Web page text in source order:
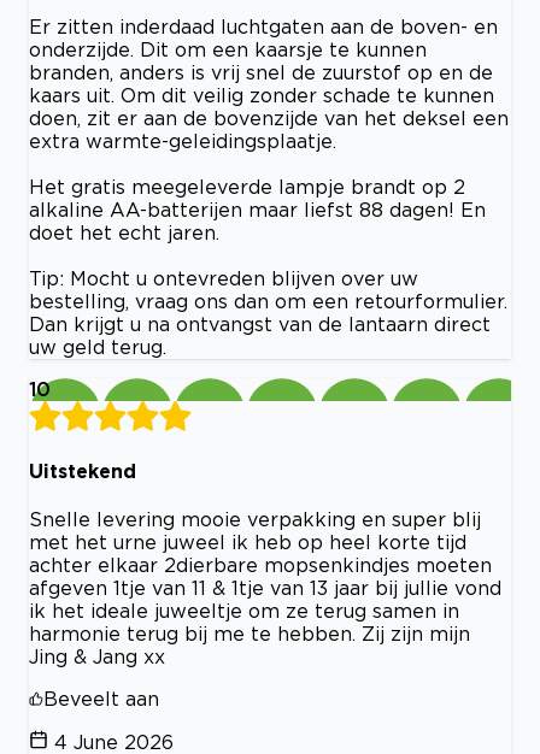
Er zitten inderdaad luchtgaten aan de boven- en
onderzijde. Dit om een kaarsje te kunnen
branden, anders is vrij snel de zuurstof op en de
kaars uit. Om dit veilig zonder schade te kunnen
doen, zit er aan de bovenzijde van het deksel een
extra warmte-geleidingsplaatje.
Het gratis meegeleverde lampje brandt op 2
alkaline AA-batterijen maar liefst 88 dagen! En
doet het echt jaren.
Tip: Mocht u ontevreden blijven over uw
bestelling, vraag ons dan om een retourformulier.
Dan krijgt u na ontvangst van de lantaarn direct
uw geld terug.
10
Uitstekend
Snelle levering mooie verpakking en super blij
met het urne juweel ik heb op heel korte tijd
achter elkaar 2dierbare mopsenkindjes moeten
afgeven 1tje van 11 & 1tje van 13 jaar bij jullie vond
ik het ideale juweeltje om ze terug samen in
harmonie terug bij me te hebben. Zij zijn mijn
Jing & Jang xx
Beveelt aan
4 June 2026